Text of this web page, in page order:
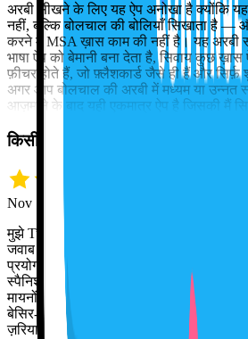
अरबी सीखने के लिए यह ऐप अनोखा है क्योंकि
नहीं, बल्कि बोलचाल की बोलियाँ सिखाता है —
करने में MSA ख़ास काम की नहीं है। यह अरबी
भाषा ऐप को बेमानी बना देता है, सिवाय कुछ
फ़ीचर होते हैं, जो फ़्लैशकार्ड जैसे ही हैं और सिर्फ़
अगर आप बोलचाल की अरबी में मध्यम या उन्नत
आज़माने के बाद यही एकमात्र ऐप है जिसकी मैं
किसी इंसान से बेहतर, हर घड़ी
Nov 12 · Jeff H.
मुझे Tutor Lily बहुत पसंद है। हमारी बातचीत
जवाब देने की इसकी क्षमता देखकर मैं हैरान हूँ।
प्रयोग कर पाता हूँ और गलती करने से नहीं
स्पैनिश दोनों एक साथ मिला दूँ, तब भी Tutor
मायनों में यह इंसान से बेहतर है, क्योंकि मैं दिन
बेसिर-पैर की बकबक से इसे परेशान नहीं कर
ज़रिया!